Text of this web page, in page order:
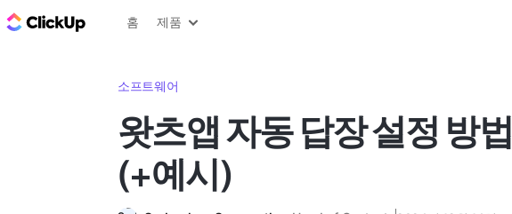
ClickUp 블로그
홈 제품
소프트웨어
왓츠앱 자동 답장 설정 방법
(+예시)